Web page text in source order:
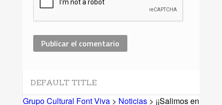
DEFAULT TITLE
Grupo Cultural Font Viva> Noticias> ¡¡Salimos en